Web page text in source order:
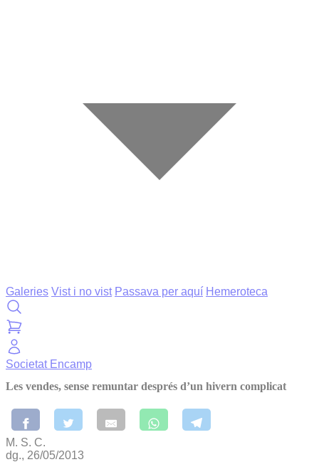
Galeries Vist i no vist Passava per aquí Hemeroteca
Societat Encamp
Les vendes, sense remuntar després d’un hivern complicat
M. S. C.
dg., 26/05/2013